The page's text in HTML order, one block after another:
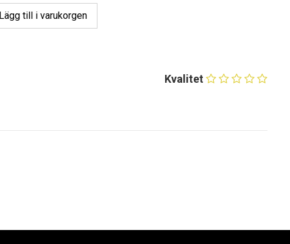
Lägg till i varukorgen
Kvalitet